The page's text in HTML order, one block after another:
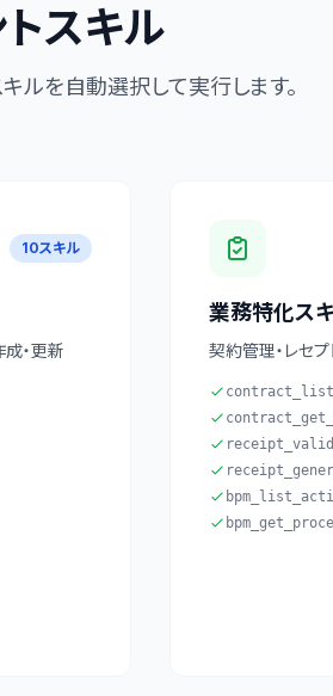
スキル
ルを自動選択して実行します。
10スキル
・更新
業務特化ス
契約管理・レセ